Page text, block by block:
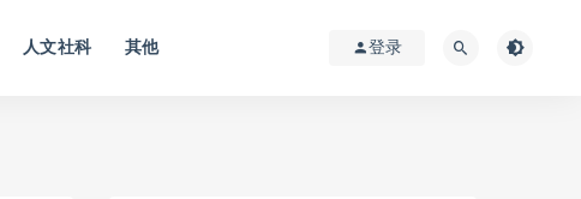
人文社科 其他 登录